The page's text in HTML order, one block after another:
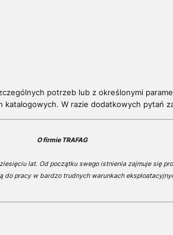
potrzeb lub z określonymi
katalogowych. W razie dodatkowych pytań z
O firmie TRAFAG
lat. Od początku swego istnienia zajmuje się
do pracy w bardzo trudnych warunkach